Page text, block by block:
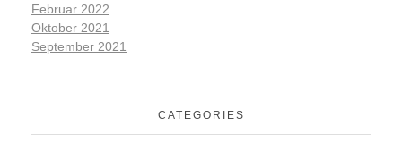
Februar 2022
Oktober 2021
September 2021
CATEGORIES